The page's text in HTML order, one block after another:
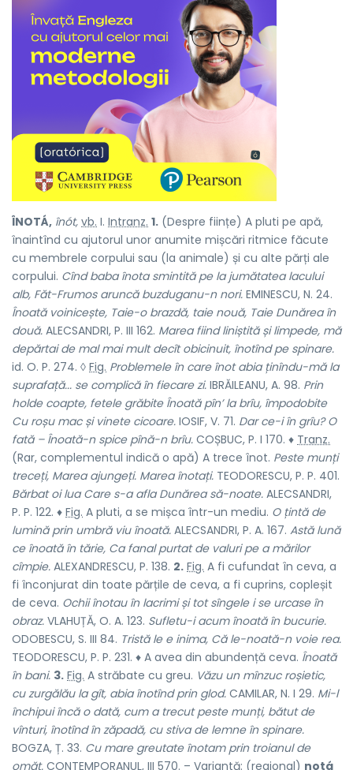
ÎNOTÁ, înót, vb. I. Intranz. 1. (Despre ființe) A pluti pe apă,
înaintînd cu ajutorul unor anumite mișcări ritmice făcute
cu membrele corpului sau (la animale) și cu alte părți ale
corpului. Cînd baba înota smintită pe la jumătatea lacului
alb, Făt-Frumos aruncă buzduganu-n nori. EMINESCU, N. 24.
Înoată voinicește, Taie-o brazdă, taie nouă, Taie Dunărea în
două. ALECSANDRI, P. III 162. Marea fiind liniștită și limpede, mă
depărtai de mal mai mult decît obicinuit, înotînd pe spinare.
id. O. P. 274. ◊ Fig. Problemele în care înot abia ținîndu-mă la
suprafață... se complică în fiecare zi. IBRĂILEANU, A. 98. Prin
holde coapte, fetele grăbite Înoată pîn’ la brîu, împodobite
Cu roșu mac și vinete cicoare. IOSIF, V. 71. Dar ce-i în grîu? O
fată – Înoată-n spice pînă-n brîu. COȘBUC, P. I 170. ♦ Tranz.
(Rar, complementul indică o apă) A trece înot. Peste munți
treceți, Marea ajungeți. Marea înotați. TEODORESCU, P. P. 401.
Bărbat oi lua Care s-a afla Dunărea să-noate. ALECSANDRI,
P. P. 122. ♦ Fig. A pluti, a se mișca într-un mediu. O țintă de
lumină prin umbră viu înoată. ALECSANDRI, P. A. 167. Astă lună
ce înoată în tărie, Ca fanal purtat de valuri pe a mărilor
cîmpie. ALEXANDRESCU, P. 138. 2. Fig. A fi cufundat în ceva, a
fi înconjurat din toate părțile de ceva, a fi cuprins, copleșit
de ceva. Ochii înotau în lacrimi și tot sîngele i se urcase în
obraz. VLAHUȚĂ, O. A. 123. Sufletu-i acum înoată în bucurie.
ODOBESCU, S. III 84. Tristă le e inima, Că le-noată-n voie rea.
TEODORESCU, P. P. 231. ♦ A avea din abundență ceva. Înoată
în bani. 3. Fig. A străbate cu greu. Văzu un mînzuc roșietic,
cu zurgălău la gît, abia înotînd prin glod. CAMILAR, N. I 29. Mi-l
închipui încă o dată, cum a trecut peste munți, bătut de
vînturi, înotînd în zăpadă, cu stiva de lemne în spinare.
BOGZA, Ț. 33. Cu mare greutate înotam prin troianul de
omăt. CONTEMPORANUL, III 570. – Variantă: (regional) notá